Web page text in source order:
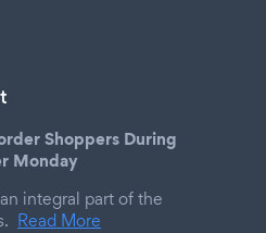
Shoppers During
Monday
integral part of the
Read More